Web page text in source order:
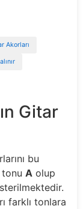
Akorları
Gitar
bu
tonu A olup
farklı tonlara